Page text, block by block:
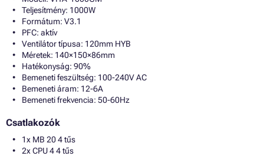
Teljesítmény: 1000W
Formátum: V3.1
PFC: aktív
Ventilátor típusa: 120mm HYB
Méretek: 140×150×86mm
Hatékonyság: 90%
Bemeneti feszültség: 100-240V AC
Bemeneti áram: 12-6A
Bemeneti frekvencia: 50-60Hz
Csatlakozók
1x MB 20 4 tűs
2x CPU 4 4 tűs